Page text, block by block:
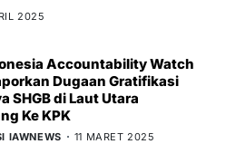
2025
Accountability Watch
Dugaan Gratifikasi
SHGB di Laut Utara
Ke KPK
IAWNEWS 11 MARET 2025